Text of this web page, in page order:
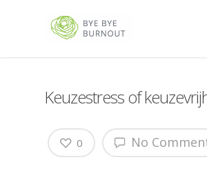
Keuzestress of
No
0